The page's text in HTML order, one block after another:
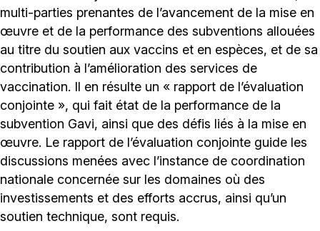
multi-parties prenantes de l’avancement de la mise en
œuvre et de la performance des subventions allouées
au titre du soutien aux vaccins et en espèces, et de sa
contribution à l’amélioration des services de
vaccination. Il en résulte un « rapport de l’évaluation
conjointe », qui fait état de la performance de la
subvention Gavi, ainsi que des défis liés à la mise en
œuvre. Le rapport de l’évaluation conjointe guide les
discussions menées avec l’instance de coordination
nationale concernée sur les domaines où des
investissements et des efforts accrus, ainsi qu’un
soutien technique, sont requis.